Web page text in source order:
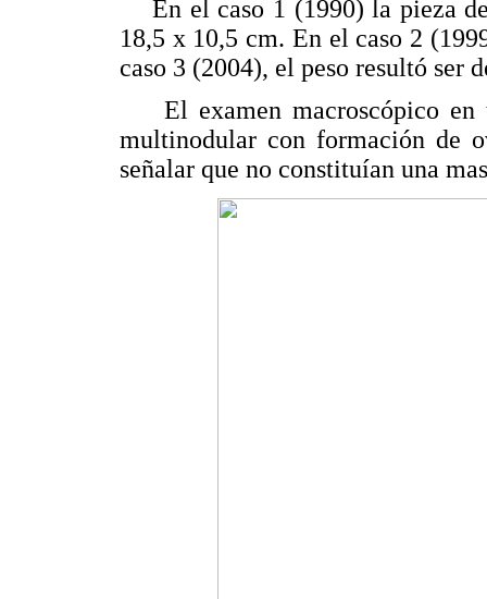
En el caso 1 (1990) la pieza
18,5 x 10,5 cm. En el caso 2
caso 3 (2004), el peso resultó ser
El examen macroscópico en
multinodular con formación de
señalar que no constituían una